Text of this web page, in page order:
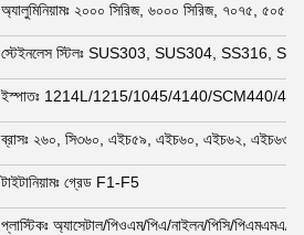
অ্যালুমিনিয়ামঃ ২০০০ সিরিজ, ৬০০০ সিরিজ, ৭০৭৫, ৫০৫২
স্টেইনলেস স্টিলঃ SUS303, SUS304, SS316,
ইস্পাতঃ 1214L/1215/1045/4140/SCM440/
ব্রাসঃ ২৬০, সি৩৬০, এইচ৫৯, এইচ৬০, এইচ৬২, এইচ৬৩,
টাইটানিয়ামঃ গ্রেড F1-F5
প্লাস্টিকঃ অ্যাসেটাল/পিওএম/পিএ/নাইলন/পিসি/পিএমএমএ/